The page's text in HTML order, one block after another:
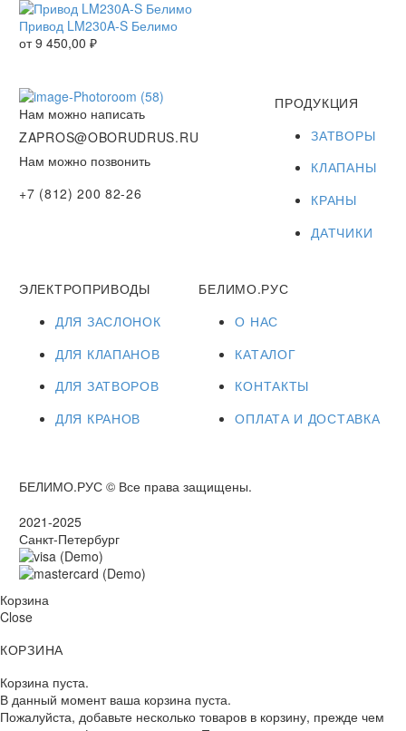
Привод LM230A-S Белимо
от9 450,00 ₽
Нам можно написать
ZAPROS@OBORUDRUS.RU
Нам можно позвонить
+7 (812) 200 82-26
ПРОДУКЦИЯ
ЗАТВОРЫ
КЛАПАНЫ
КРАНЫ
ДАТЧИКИ
ЭЛЕКТРОПРИВОДЫ
ДЛЯ ЗАСЛОНОК
ДЛЯ КЛАПАНОВ
ДЛЯ ЗАТВОРОВ
ДЛЯ КРАНОВ
БЕЛИМО.РУС
О НАС
КАТАЛОГ
КОНТАКТЫ
ОПЛАТА И ДОСТАВКА
БЕЛИМО.РУС © Все права защищены.
2021-2025
Санкт-Петербург
Корзина
Close
КОРЗИНА
Корзина пуста.
В данный момент ваша корзина пуста.
Пожалуйста, добавьте несколько товаров в корзину, прежде чем